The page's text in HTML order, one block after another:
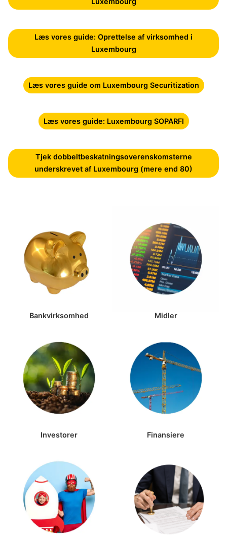
Læs vores guide: Oprettelse af virksomhed i
Luxembourg
Læs vores guide om Luxembourg Securitization
Læs vores guide: Luxembourg SOPARFI
Tjek dobbeltbeskatningsoverenskomsterne
underskrevet af Luxembourg (mere end 80)
Bankvirksomhed Midler
Investorer Finansiere